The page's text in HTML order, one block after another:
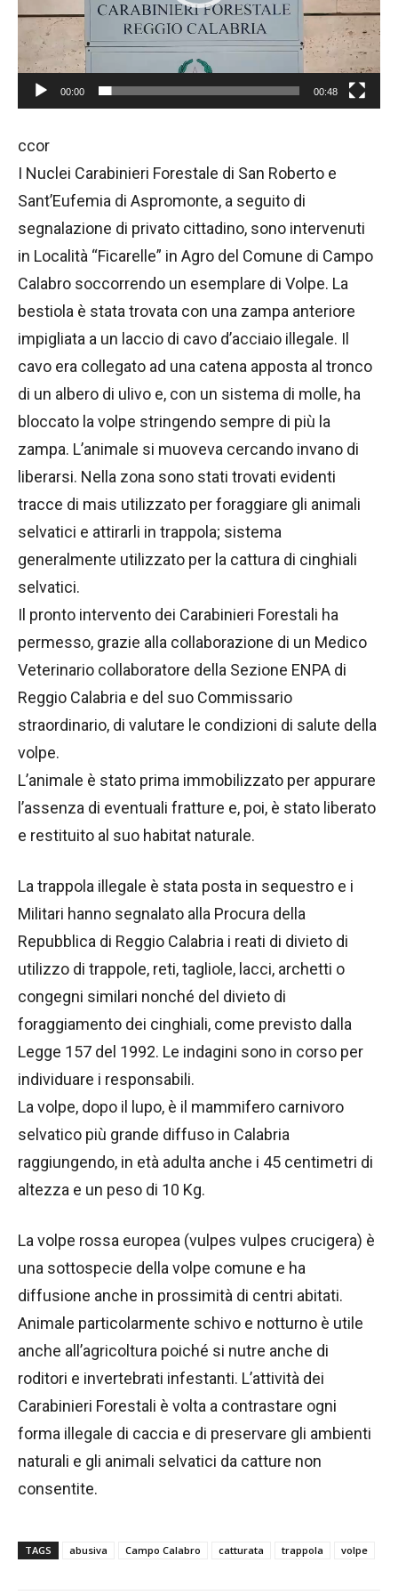
l
a
y
00:00 00:48
ccor
I Nuclei Carabinieri Forestale di San Roberto e
Sant’Eufemia di Aspromonte, a seguito di
segnalazione di privato cittadino, sono intervenuti
in Località “Ficarelle” in Agro del Comune di Campo
Calabro soccorrendo un esemplare di Volpe. La
bestiola è stata trovata con una zampa anteriore
impigliata a un laccio di cavo d’acciaio illegale. Il
cavo era collegato ad una catena apposta al tronco
di un albero di ulivo e, con un sistema di molle, ha
bloccato la volpe stringendo sempre di più la
zampa. L’animale si muoveva cercando invano di
liberarsi. Nella zona sono stati trovati evidenti
tracce di mais utilizzato per foraggiare gli animali
selvatici e attirarli in trappola; sistema
generalmente utilizzato per la cattura di cinghiali
selvatici.
Il pronto intervento dei Carabinieri Forestali ha
permesso, grazie alla collaborazione di un Medico
Veterinario collaboratore della Sezione ENPA di
Reggio Calabria e del suo Commissario
straordinario, di valutare le condizioni di salute della
volpe.
L’animale è stato prima immobilizzato per appurare
l’assenza di eventuali fratture e, poi, è stato liberato
e restituito al suo habitat naturale.
La trappola illegale è stata posta in sequestro e i
Militari hanno segnalato alla Procura della
Repubblica di Reggio Calabria i reati di divieto di
utilizzo di trappole, reti, tagliole, lacci, archetti o
congegni similari nonché del divieto di
foraggiamento dei cinghiali, come previsto dalla
Legge 157 del 1992. Le indagini sono in corso per
individuare i responsabili.
La volpe, dopo il lupo, è il mammifero carnivoro
selvatico più grande diffuso in Calabria
raggiungendo, in età adulta anche i 45 centimetri di
altezza e un peso di 10 Kg.
La volpe rossa europea (vulpes vulpes crucigera) è
una sottospecie della volpe comune e ha
diffusione anche in prossimità di centri abitati.
Animale particolarmente schivo e notturno è utile
anche all’agricoltura poiché si nutre anche di
roditori e invertebrati infestanti. L’attività dei
Carabinieri Forestali è volta a contrastare ogni
forma illegale di caccia e di preservare gli ambienti
naturali e gli animali selvatici da catture non
consentite.
TAGS abusiva Campo Calabro catturata trappola volpe